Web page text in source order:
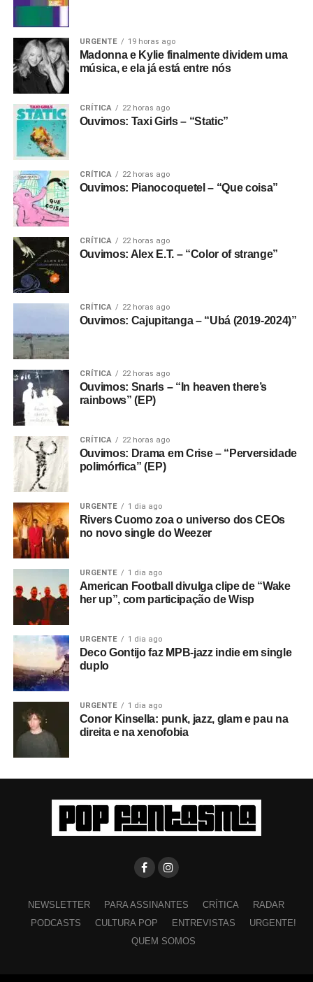
URGENTE 19 horas ago
Madonna e Kylie finalmente dividem uma
música, e ela já está entre nós
CRÍTICA 22 horas ago
Ouvimos: Taxi Girls – “Static”
CRÍTICA 22 horas ago
Ouvimos: Pianocoquetel – “Que coisa”
CRÍTICA 22 horas ago
Ouvimos: Alex E.T. – “Color of strange”
CRÍTICA 22 horas ago
Ouvimos: Cajupitanga – “Ubá (2019-2024)”
CRÍTICA 22 horas ago
Ouvimos: Snarls – “In heaven there’s
rainbows” (EP)
CRÍTICA 22 horas ago
Ouvimos: Drama em Crise – “Perversidade
polimórfica” (EP)
URGENTE 1 dia ago
Rivers Cuomo zoa o universo dos CEOs
no novo single do Weezer
URGENTE 1 dia ago
American Football divulga clipe de “Wake
her up”, com participação de Wisp
URGENTE 1 dia ago
Deco Gontijo faz MPB-jazz indie em single
duplo
URGENTE 1 dia ago
Conor Kinsella: punk, jazz, glam e pau na
direita e na xenofobia
NEWSLETTER PARA ASSINANTES CRÍTICA
RADAR
PODCASTS
CULTURA POP ENTREVISTAS
URGENTE!
QUEM SOMOS